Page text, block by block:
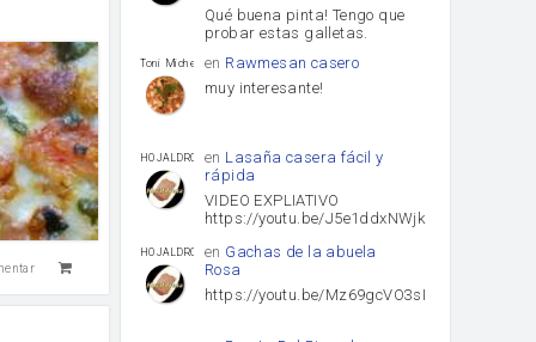
Qué buena pinta! Tengo que
probar estas galletas.
Toni Michel Caubet
en Rawmesan casero
muy interesante!
HOJALDROSA TV
en Lasaña casera fácil y
rápida
VIDEO EXPLIATIVO
https://youtu.be/J5e1ddxNWjk
HOJALDROSA TV
en Gachas de la abuela
Rosa
https://youtu.be/Mz69gcVO3sI